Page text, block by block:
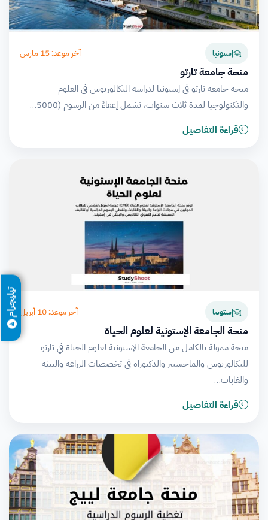
إستونيا آخر موعد: 15 مارس
منحة جامعة تارتو
منحة جامعة تارتو في إستونيا لدراسة البكالوريوس في العلوم
والتكنولوجيا لمدة ثلاث سنوات، تشمل إعفاءً من الرسوم (5000…
قراءة التفاصيل
إستونيا آخر موعد: 10 أبريل
منحة الجامعة الإستونية لعلوم الحياة
منحة ممولة بالكامل من الجامعة الإستونية لعلوم الحياة في تارتو
للبكالوريوس والماجستير والدكتوراه في تخصصات الزراعة والبيئة
والغابات…
قراءة التفاصيل
تيليجرام